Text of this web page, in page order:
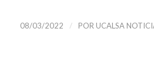
08/03/2022 / POR UCALSA